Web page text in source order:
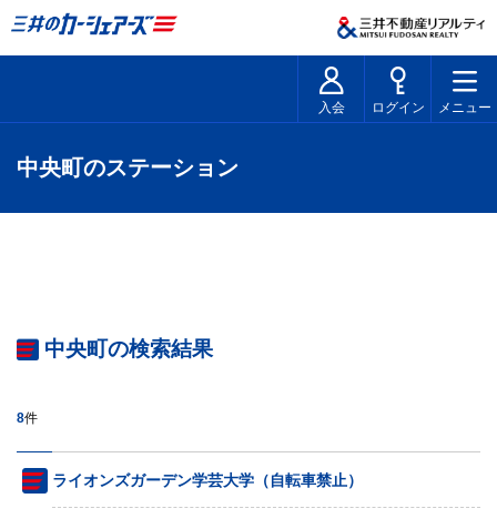
入会 ログイン メニュー
中央町のステーション
中央町の検索結果
8件
ライオンズガーデン学芸大学（自転車禁止）